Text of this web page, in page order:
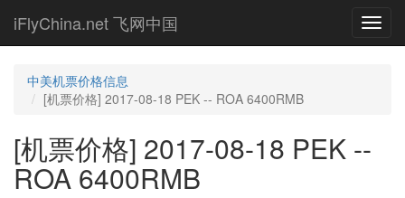
main
iFlyChina.net 飞网中国
中美机票价格信息
[机票价格] 2017-08-18 PEK -- ROA 6400RMB
[机票价格] 2017-08-18 PEK --
ROA 6400RMB